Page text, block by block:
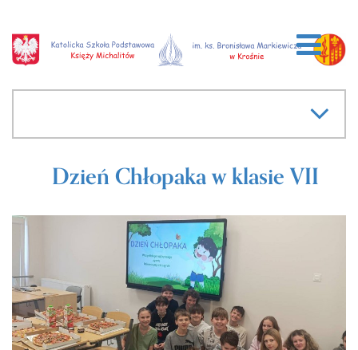
Dzień Chłopaka w klasie VII